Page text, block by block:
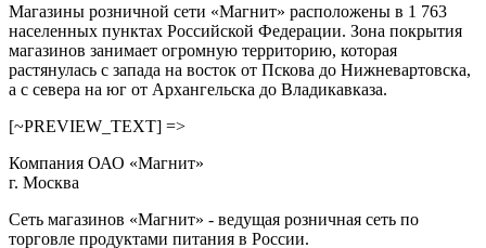
Магазины розничной сети «Магнит» расположены в 1 763
населенных пунктах Российской Федерации. Зона покрытия
магазинов занимает огромную территорию, которая
растянулась с запада на восток от Пскова до Нижневартовска,
а с севера на юг от Архангельска до Владикавказа.
[~PREVIEW_TEXT] =>
Компания ОАО «Магнит»
г. Москва
Сеть магазинов «Магнит» - ведущая розничная сеть по
торговле продуктами питания в России.